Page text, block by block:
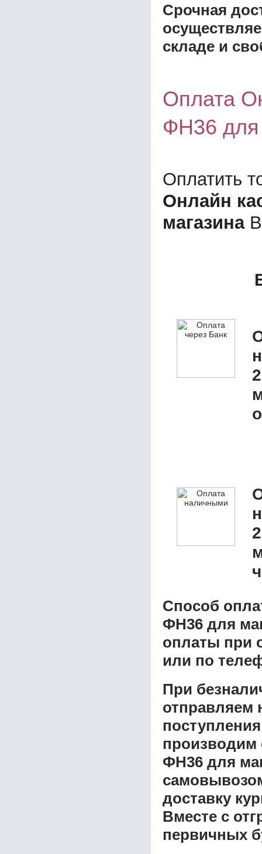
Срочная
складе и
Оплата
ФН36 для
Оплатить
Онлайн
магазина
Способ
ФН36 для
оплаты при
или по
При
отправляем
производим
ФН36 для
доставку
Вместе с
первичных